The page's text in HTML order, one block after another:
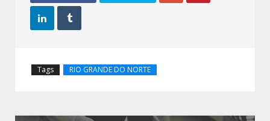
 
Tags RIO GRANDE DO NORTE